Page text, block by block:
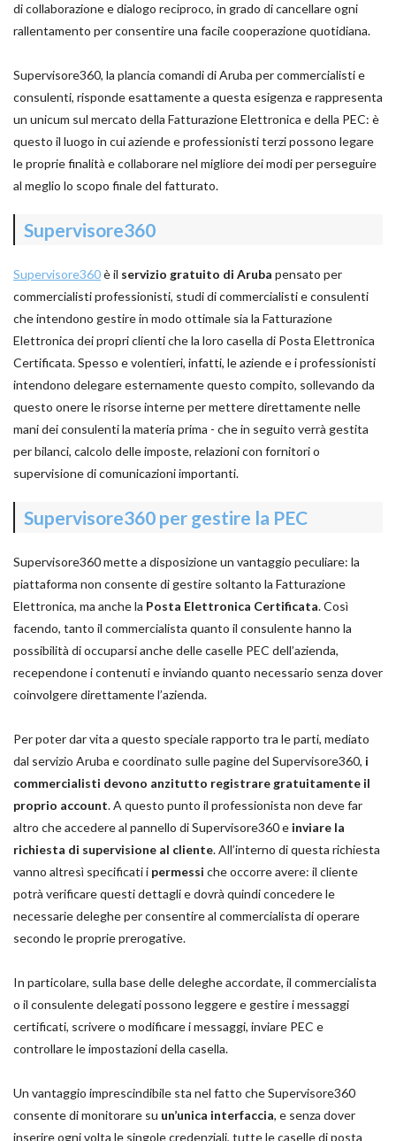
di collaborazione e dialogo reciproco, in grado di cancellare ogni
rallentamento per consentire una facile cooperazione quotidiana.
Supervisore360, la plancia comandi di Aruba per commercialisti e
consulenti, risponde esattamente a questa esigenza e rappresenta
un unicum sul mercato della Fatturazione Elettronica e della PEC: è
questo il luogo in cui aziende e professionisti terzi possono legare
le proprie finalità e collaborare nel migliore dei modi per perseguire
al meglio lo scopo finale del fatturato.
Supervisore360
Supervisore360è il servizio gratuito di Aruba pensato per
commercialisti professionisti, studi di commercialisti e consulenti
che intendono gestire in modo ottimale sia la Fatturazione
Elettronica dei propri clienti che la loro casella di Posta Elettronica
Certificata. Spesso e volentieri, infatti, le aziende e i professionisti
intendono delegare esternamente questo compito, sollevando da
questo onere le risorse interne per mettere direttamente nelle
mani dei consulenti la materia prima - che in seguito verrà gestita
per bilanci, calcolo delle imposte, relazioni con fornitori o
supervisione di comunicazioni importanti.
Supervisore360 per gestire la PEC
Supervisore360 mette a disposizione un vantaggio peculiare: la
piattaforma non consente di gestire soltanto la Fatturazione
Elettronica, ma anche la Posta Elettronica Certificata. Così
facendo, tanto il commercialista quanto il consulente hanno la
possibilità di occuparsi anche delle caselle PEC dell’azienda,
recependone i contenuti e inviando quanto necessario senza dover
coinvolgere direttamente l’azienda.
Per poter dar vita a questo speciale rapporto tra le parti, mediato
dal servizio Aruba e coordinato sulle pagine del Supervisore360, i
commercialisti devono anzitutto registrare gratuitamente il
proprio account. A questo punto il professionista non deve far
altro che accedere al pannello di Supervisore360 e inviare la
richiesta di supervisione al cliente. All’interno di questa richiesta
vanno altresì specificati i permessi che occorre avere: il cliente
potrà verificare questi dettagli e dovrà quindi concedere le
necessarie deleghe per consentire al commercialista di operare
secondo le proprie prerogative.
In particolare, sulla base delle deleghe accordate, il commercialista
o il consulente delegati possono leggere e gestire i messaggi
certificati, scrivere o modificare i messaggi, inviare PEC e
controllare le impostazioni della casella.
Un vantaggio imprescindibile sta nel fatto che Supervisore360
consente di monitorare su un’unica interfaccia, e senza dover
inserire ogni volta le singole credenziali, tutte le caselle di posta